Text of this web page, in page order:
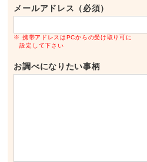
メールアドレス（必須）
※ 携帯アドレスはPCからの受け取り可に
設定して下さい
お調べになりたい事柄